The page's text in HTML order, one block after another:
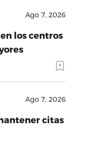
Ago 7, 2026
los centros
Ago 7, 2026
citas